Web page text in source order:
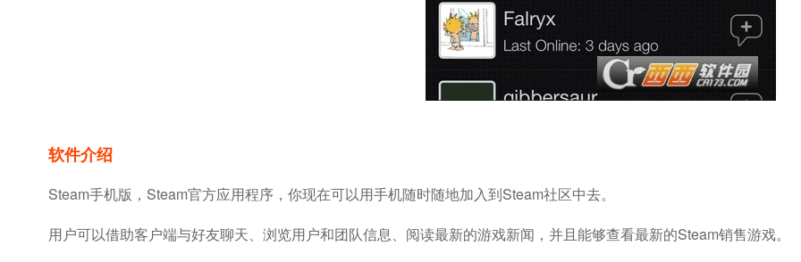
软件介绍
Steam手机版，Steam官方应用程序，你现在可以用手机随时随地加入到Steam社区中去。
用户可以借助客户端与好友聊天、浏览用户和团队信息、阅读最新的游戏新闻，并且能够查看最新的Steam销售游戏。